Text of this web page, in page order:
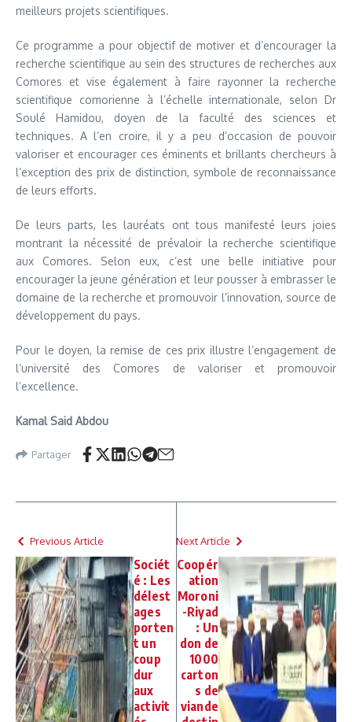
meilleurs projets scientifiques.
Ce programme a pour objectif de motiver et d’encourager la
recherche scientifique au sein des structures de recherches aux
Comores et vise également à faire rayonner la recherche
scientifique comorienne à l’échelle internationale, selon Dr
Soulé Hamidou, doyen de la faculté des sciences et
techniques. A l’en croire, il y a peu d’occasion de pouvoir
valoriser et encourager ces éminents et brillants chercheurs à
l’exception des prix de distinction, symbole de reconnaissance
de leurs efforts.
De leurs parts, les lauréats ont tous manifesté leurs joies
montrant la nécessité de prévaloir la recherche scientifique
aux Comores. Selon eux, c’est une belle initiative pour
encourager la jeune génération et leur pousser à embrasser le
domaine de la recherche et promouvoir l’innovation, source de
développement du pays.
Pour le doyen, la remise de ces prix illustre l’engagement de
l’université des Comores de valoriser et promouvoir
l’excellence.
Kamal Said Abdou
Partager
Previous Article
Sociét
é : Les
délest
ages
porten
t un
coup
dur
aux
activit
Next Article
Coopér
ation
Moroni
-Riyad
: Un
don de
1000
carton
s de
viande